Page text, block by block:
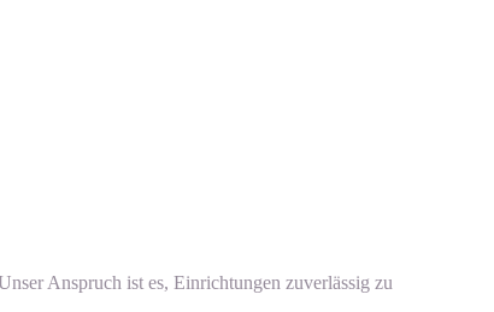
Anspruch ist es, Einrichtungen zuverlässig zu